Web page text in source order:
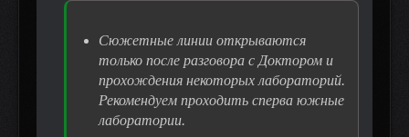
Сюжетные линии открываются
только после разговора с Доктором и
прохождения некоторых лабораторий.
Рекомендуем проходить сперва южные
лаборатории.